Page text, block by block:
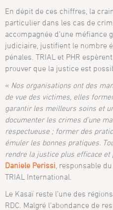
En dépit de ces chiffres, la
particulier dans les cas de
accompagnée d’une méfiance
judiciaire, justifient le nombre
pénales. TRIAL et PHR
prouver que la justice est
« Nos organisations ont des
de vue des victimes, elles
garantir les meilleurs soins et
documenter les crimes d’une
respectueuse ; former des
émuler les bonnes pratiques.
rendre la justice plus efficace et
Daniele Perissi , responsable
TRIAL International.
Le Kasaï reste l’une des
RDC. Malgré l’abondance de